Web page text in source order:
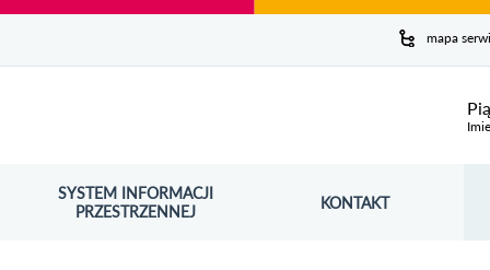
mapa
SYSTEM INFORMACJI
PRZESTRZENNEJ
OTWORZY SIĘ W NOWYM OKNIE KONTAKT